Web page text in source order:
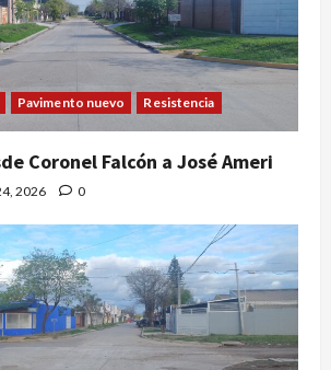
Pavimento nuevo Resistencia
Coronel Falcón a José Ameri
2026 0